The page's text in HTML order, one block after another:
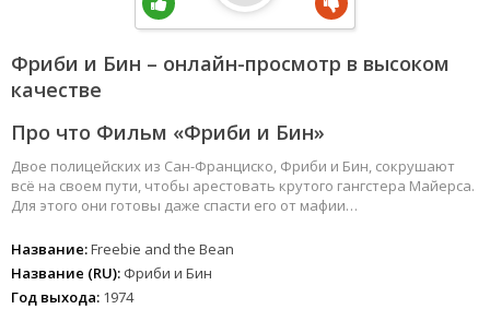
Фриби и Бин – онлайн-просмотр в высоком
качестве
Про что Фильм «Фриби и Бин»
Двое полицейских из Сан-Франциско, Фриби и Бин, сокрушают
всё на своем пути, чтобы арестовать крутого гангстера Майерса.
Для этого они готовы даже спасти его от мафии…
Название:Freebie and the Bean
Название (RU): Фриби и Бин
Год выхода: 1974